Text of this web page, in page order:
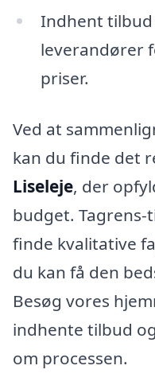
Indhent
leverandører
priser.
Ved at
kan du finde det
Liseleje, der
budget.
finde kvalitative
du kan få den
Besøg vores
indhente tilbud
om processen.